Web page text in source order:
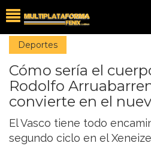
Deportes
Cómo sería el
Rodolfo
convierte en el
El Vasco tiene todo
segundo ciclo en el